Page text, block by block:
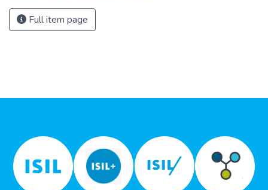
Full item page